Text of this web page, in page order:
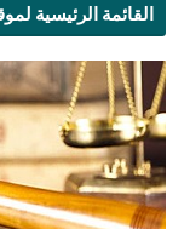
القائمة الرئيسية